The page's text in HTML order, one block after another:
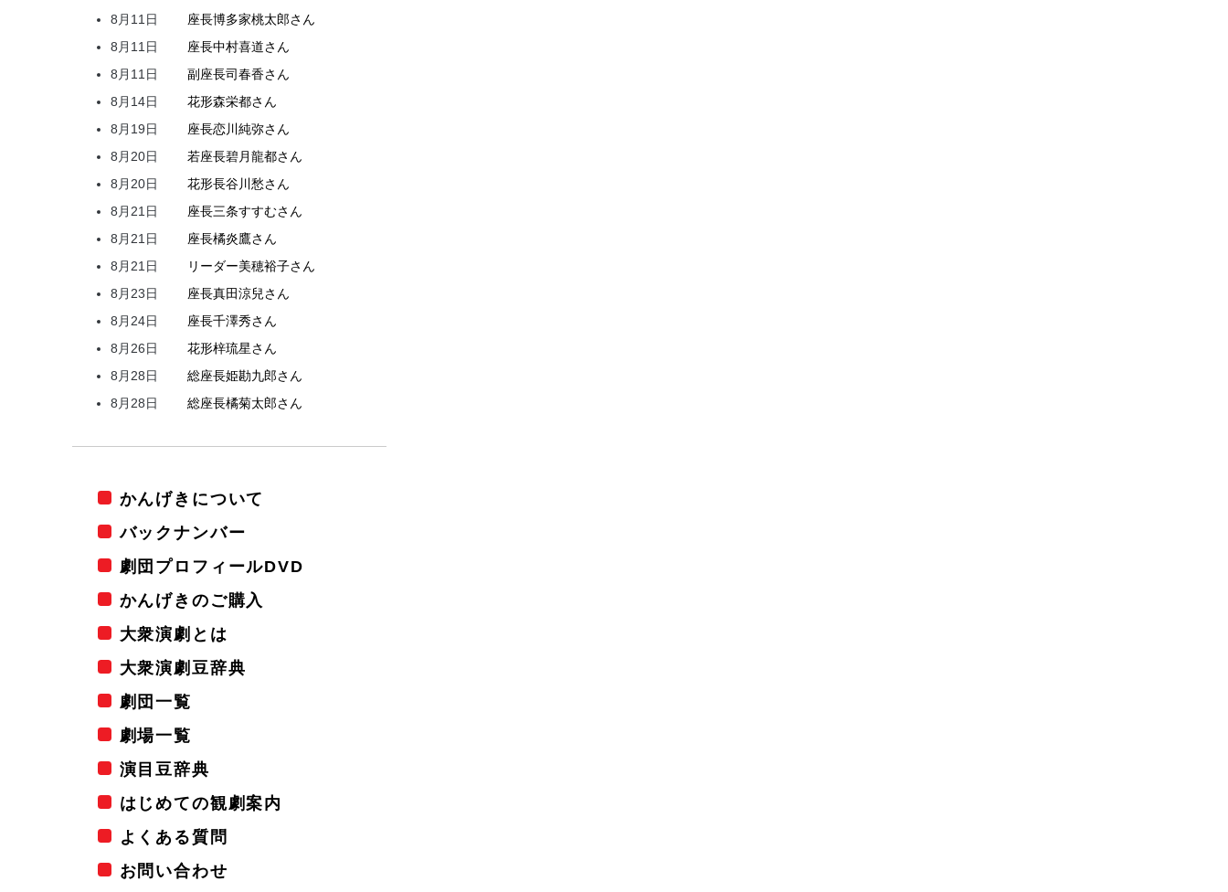
8月11日
座長博多家桃太郎さん
8月11日
座長中村喜道さん
8月11日
副座長司春香さん
8月14日
花形森栄都さん
8月19日
座長恋川 純弥さん
8月20日
若座長碧月龍都さん
8月20日
花形長谷川 愁さん
8月21日
座長三条すすむさん
8月21日
座長橘炎鷹さん
8月21日
リーダー美穂裕子さん
8月23日
座長真田涼兒さん
8月24日
座長千澤秀さん
8月26日
花形梓琉星さん
8月28日
総座長姫勘九郎さん
8月28日
総座長橘菊太郎さん
かんげきについて
バックナンバー
劇団プロフィールDVD
かんげきのご購入
大衆演劇とは
大衆演劇豆辞典
劇団一覧
劇場一覧
演目豆辞典
はじめての観劇案内
よくある質問
お問い合わせ